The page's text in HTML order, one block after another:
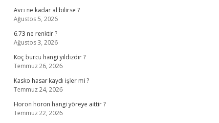
Avcı ne kadar al bilirse ?
Ağustos 5, 2026
6.73 ne renktir ?
Ağustos 3, 2026
Koç burcu hangi yıldızdır ?
Temmuz 26, 2026
Kasko hasar kaydı işler mi ?
Temmuz 24, 2026
Horon horon hangi yöreye aittir ?
Temmuz 22, 2026